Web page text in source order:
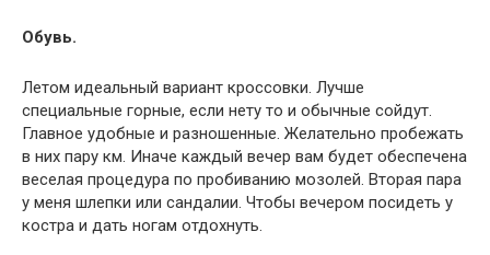
Обувь.
Летом идеальный вариант кроссовки. Лучше
специальные горные, если нету то и обычные сойдут.
Главное удобные и разношенные. Желательно пробежать
в них пару км. Иначе каждый вечер вам будет обеспечена
веселая процедура по пробиванию мозолей. Вторая пара
у меня шлепки или сандалии. Чтобы вечером посидеть у
костра и дать ногам отдохнуть.